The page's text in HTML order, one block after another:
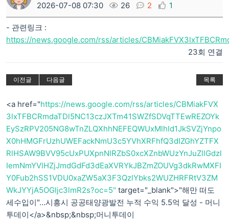
2026-07-08 07:30
26 2 1
- 관련링크 :
https://news.google.com/rss/articles/
23회 연결
이전글 다음글 목록
<a href="https://news.google.com/rss/articles/CBMiakFVX
3lxTFBCRmdaTDl5NC13czJXTm41SWZfSDVqTTEwREZOYk
EySzRPV205NG8wTnZLQXhhNEFEQWUxMlhId1JkSVZjYnpo
X0hHMGFrUzhUWEFackNmU3c5YVhXRFhfQ3dIZGhYZTFX
RlHSAW9BVV95cUxPUXpnNlRZbS0xcXZnbWUzYnJuZllGdzl
IemNmYVlHZjJmdGdFd3dEaXVRYkJBZmZOUVg3dkRwMXFI
Y0Fub2hSS1VDU0xaZW5aX3F3QzlYbks2WUZHRFRtV3ZM
WkJYYjA5OGljc3lmR2s?oc=5" target="_blank">"해만 떠도
세수입이"…시흥시 공공태양광발전 누적 수익 5.5억 달성 - 머니
투데이</a>&nbsp;&nbsp;머니투데이